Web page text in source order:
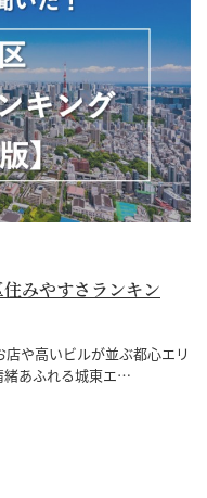
みやすさランキン
や高いビルが並ぶ都心エリ
緒あふれる城東エ…